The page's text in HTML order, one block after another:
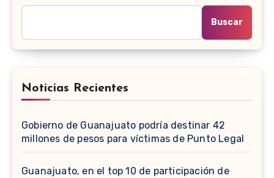
Buscar
Noticias Recientes
Gobierno de Guanajuato podría destinar 42
millones de pesos para víctimas de Punto Legal
Guanajuato, en el top 10 de participación de